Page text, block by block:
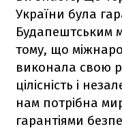
України була
Будапештським
тому, що
виконала свою
цілісність і
нам потрібна
гарантіями